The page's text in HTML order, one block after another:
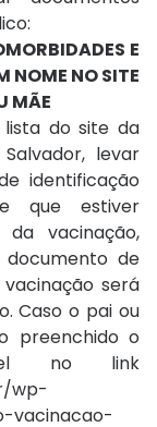
E
NOME NO SITE
MÃE
do site da
levar
identificação
que estiver
vacinação,
de
será
Caso o pai ou
preenchido o
no link
wp-
vacinacao-